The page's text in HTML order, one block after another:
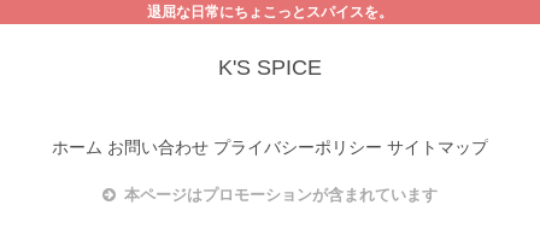
退屈な日常にちょこっとスパイスを。
K'S SPICE
ホーム お問い合わせ プライバシーポリシー サイトマップ
本ページはプロモーションが含まれています